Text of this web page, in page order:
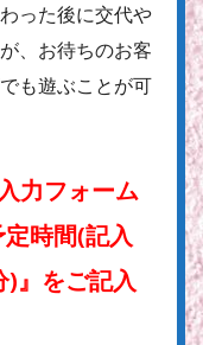
った後に交代や
、お待ちのお客
も遊ぶことが可
力フォーム
時間(記入
)』をご記入